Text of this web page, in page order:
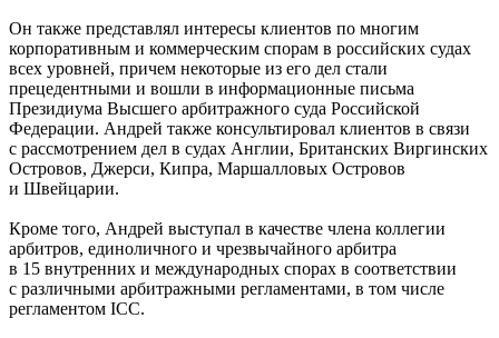
Он также представлял интересы клиентов по многим
корпоративным и коммерческим спорам в российских судах
всех уровней, причем некоторые из его дел стали
прецедентными и вошли в информационные письма
Президиума Высшего арбитражного суда Российской
Федерации. Андрей также консультировал клиентов в связи
с рассмотрением дел в судах Англии, Британских Виргинских
Островов, Джерси, Кипра, Маршалловых Островов
и Швейцарии.
Кроме того, Андрей выступал в качестве члена коллегии
арбитров, единоличного и чрезвычайного арбитра
в 15 внутренних и международных спорах в соответствии
с различными арбитражными регламентами, в том числе
регламентом ICC.